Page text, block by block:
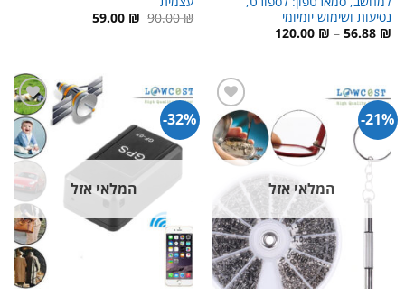
נסיעות ושימוש יומיומי
56.88 ₪
–
120.00 ₪ טווח
90.00₪ המחיר
המקורי
59.00 ₪ המחיר
הנוכחי
21%-
המלאי אזל
32%-
המלאי אזל